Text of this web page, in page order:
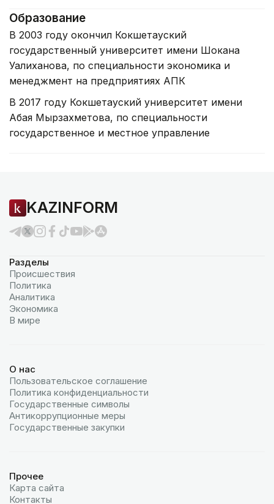
Образование
В 2003 году окончил Кокшетауский
государственный университет имени Шокана
Уалиханова, по специальности экономика и
менеджмент на предприятиях АПК
В 2017 году Кокшетауский университет имени
Абая Мырзахметова, по специальности
государственное и местное управление
KAZINFORM
Разделы
Происшествия
Политика
Аналитика
Экономика
В мире
О нас
Пользовательское соглашение
Политика конфиденциальности
Государственные символы
Антикоррупционные меры
Государственные закупки
Прочее
Карта сайта
Контакты